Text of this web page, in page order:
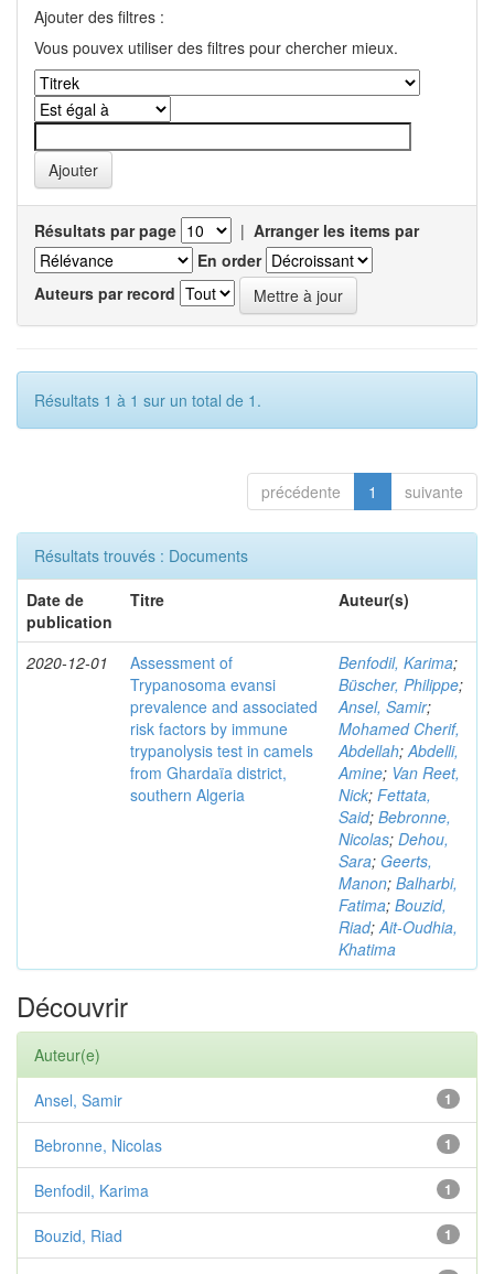
Ajouter des filtres :
Vous pouvex utiliser des filtres pour chercher mieux.
Résultats par page | Arranger les items par
En order
Auteurs par record
Résultats 1 à 1 sur un total de 1.
précédente 1 suivante
Résultats trouvés : Documents
Date de
publication
Titre Auteur(s)
2020-12-01
Assessment of
Trypanosoma evansi
prevalence and associated
risk factors by immune
trypanolysis test in camels
from Ghardaïa district,
southern Algeria
Benfodil, Karima;
Büscher, Philippe;
Ansel, Samir;
Mohamed Cherif,
Abdellah;Abdelli,
Amine; Van Reet,
Nick; Fettata,
Said; Bebronne,
Nicolas; Dehou,
Sara; Geerts,
Manon; Balharbi,
Fatima; Bouzid,
Riad;Ait-Oudhia,
Khatima
Découvrir
Auteur(e)
1
Ansel, Samir
1
Bebronne, Nicolas
1
Benfodil, Karima
1
Bouzid, Riad